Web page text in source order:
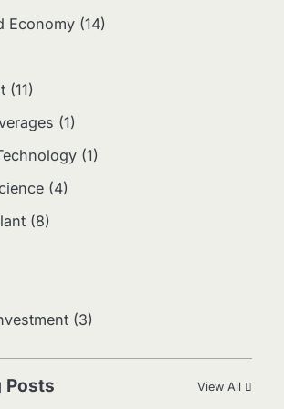
Economy(14)
(11)
(1)
(1)
(4)
(8)
(3)
Posts View All
Apa Itu Hidroponik?
Panduan Sederhana untuk
Pemula
Eco Contributor
Harga Emas Hari Ini:
Panduan untuk Membeli
dan Investasi
Eco Contributor
Jasa Desain: Peluang
Usaha Kreatif di Era Digital